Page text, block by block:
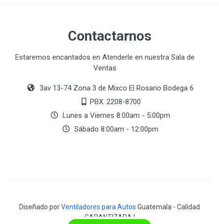
Contactarnos
Estaremos encantados en Atenderle en nuestra Sala de
Ventas
3av 13-74 Zona 3 de Mixco El Rosario Bodega 6
PBX. 2208-8700
Lunes a Viernes 8:00am - 5:00pm
Sábado 8:00am - 12:00pm
Diseñado porVentiladores para Autos Guatemala - Calidad
GARANTIZADA !